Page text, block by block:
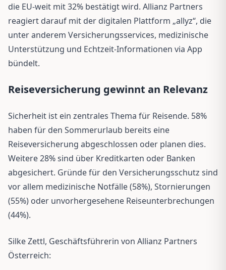
die EU-weit mit 32% bestätigt wird. Allianz Partners
reagiert darauf mit der digitalen Plattform „allyz“, die
unter anderem Versicherungsservices, medizinische
Unterstützung und Echtzeit-Informationen via App
bündelt.
Reiseversicherung gewinnt an Relevanz
Sicherheit ist ein zentrales Thema für Reisende. 58%
haben für den Sommerurlaub bereits eine
Reiseversicherung abgeschlossen oder planen dies.
Weitere 28% sind über Kreditkarten oder Banken
abgesichert. Gründe für den Versicherungsschutz sind
vor allem medizinische Notfälle (58%), Stornierungen
(55%) oder unvorhergesehene Reiseunterbrechungen
(44%).
Silke Zettl, Geschäftsführerin von Allianz Partners
Österreich: